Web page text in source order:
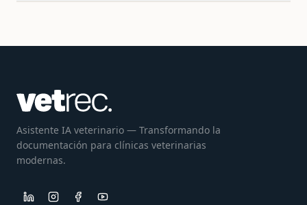
Asistente IA veterinario — Transformando la
documentación para clínicas veterinarias
modernas.